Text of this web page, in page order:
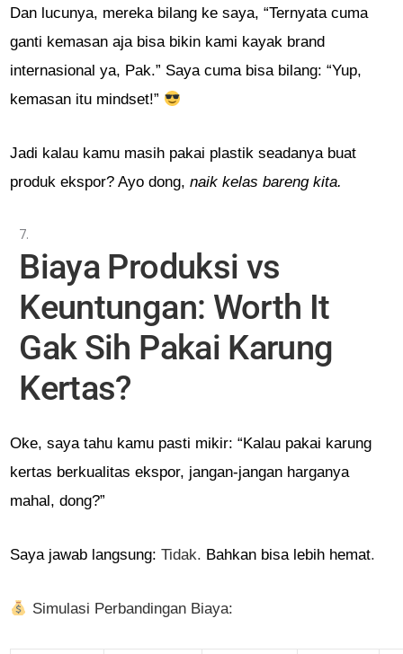
Dan lucunya, mereka bilang ke saya, “Ternyata cuma
ganti kemasan aja bisa bikin kami kayak brand
internasional ya, Pak.” Saya cuma bisa bilang: “Yup,
kemasan itu mindset!”
Jadi kalau kamu masih pakai plastik seadanya buat
produk ekspor? Ayo dong,naik kelas bareng kita.
Biaya Produksi vs
Keuntungan: Worth It
Gak Sih Pakai Karung
Kertas?
Oke, saya tahu kamu pasti mikir: “Kalau pakai karung
kertas berkualitas ekspor, jangan-jangan harganya
mahal, dong?”
Saya jawab langsung:Tidak. Bahkan bisa lebih hemat.
Simulasi Perbandingan Biaya: